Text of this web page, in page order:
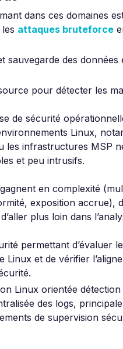
dans ces domaines
attaques bruteforce
sauvegarde des données
pour détecter les
de sécurité
Linux,
les infrastructures MSP
et peu intrusifs.
en complexité
exposition accrue),
plus loin dans
permettant d’évaluer
Linux et de vérifier
Linux orientée détection
des logs,
de supervision